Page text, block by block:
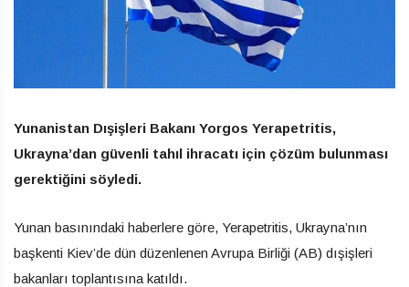
Yunanistan Dışişleri Bakanı Yorgos Yerapetritis,
Ukrayna’dan güvenli tahıl ihracatı için çözüm bulunması
gerektiğini söyledi.
Yunan basınındaki haberlere göre, Yerapetritis, Ukrayna’nın
başkenti Kiev’de dün düzenlenen Avrupa Birliği (AB) dışişleri
bakanları toplantısına katıldı.